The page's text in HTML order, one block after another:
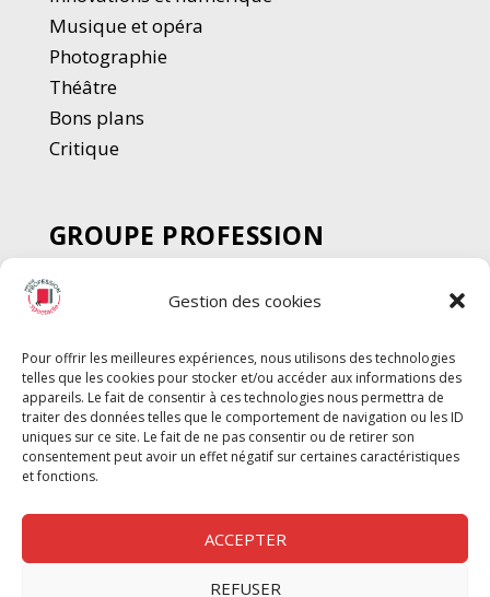
Gestion des cookies
Pour offrir les meilleures expériences, nous utilisons des technologies
telles que les cookies pour stocker et/ou accéder aux informations des
appareils. Le fait de consentir à ces technologies nous permettra de
traiter des données telles que le comportement de navigation ou les ID
uniques sur ce site. Le fait de ne pas consentir ou de retirer son
consentement peut avoir un effet négatif sur certaines caractéristiques
et fonctions.
ACCEPTER
REFUSER
Musique et opéra
Photographie
Théâtre
Bons plans
Critique
GROUPE PROFESSION
SPECTACLE
Chèque Intermittents
Chèque Compta
Chèque Emploi Spectacle
G-Pods
Profession Audio-visuel